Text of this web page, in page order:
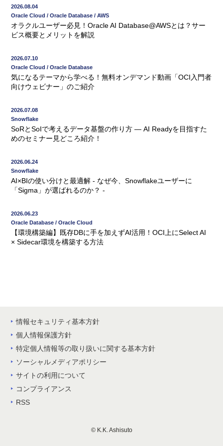
2026.08.04
Oracle Cloud / Oracle Database / AWS
オラクルユーザー必見！Oracle AI Database@AWSとは？サー
ビス概要とメリットを解説
2026.07.10
Oracle Cloud / Oracle Database
気になるテーマから学べる！無料オンデマンド動画「OCI入門者
向けウェビナー」のご紹介
2026.07.08
Snowflake
SoRとSoIで考えるデータ基盤の作り方 ― AI Readyを目指すた
めのセミナー見どころ紹介！
2026.06.24
Snowflake
AI×BIの使い分けと最適解 - なぜ今、Snowflakeユーザーに
「Sigma」が選ばれるのか？ -
2026.06.23
Oracle Database / Oracle Cloud
【環境構築編】既存DBに手を加えずAI活用！OCI上にSelect AI
× Sidecar環境を構築する方法
情報セキュリティ基本方針
個人情報保護方針
特定個人情報等の取り扱いに関する基本方針
ソーシャルメディアポリシー
サイトの利用について
コンプライアンス
RSS
© K.K. Ashisuto